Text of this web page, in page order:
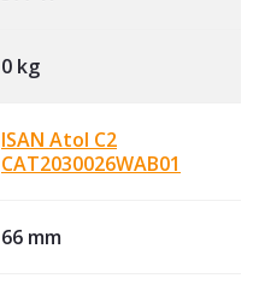
0 kg
ISAN Atol C2
CAT2030026WAB01
66 mm